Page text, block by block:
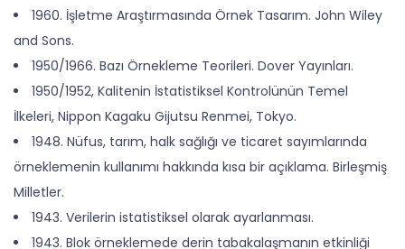
1960. İşletme Araştırmasında Örnek Tasarım. John Wiley
and Sons.
1950/1966. Bazı Örnekleme Teorileri. Dover Yayınları.
1950/1952, Kalitenin İstatistiksel Kontrolünün Temel
İlkeleri, Nippon Kagaku Gijutsu Renmei, Tokyo.
1948. Nüfus, tarım, halk sağlığı ve ticaret sayımlarında
örneklemenin kullanımı hakkında kısa bir açıklama. Birleşmiş
Milletler.
1943. Verilerin istatistiksel olarak ayarlanması.
1943. Blok örneklemede derin tabakalaşmanın etkinliği